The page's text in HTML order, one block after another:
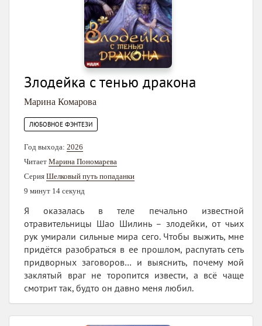
Злодейка с тенью дракона
Марина Комарова
ЛЮБОВНОЕ ФЭНТЕЗИ
Год выхода: 2026
Читает Марина Пономарева
Серия Шелковый путь попаданки
9 минут 14 секунд
Я оказалась в теле печально известной
отравительницы Шао Шилинь – злодейки, от чьих
рук умирали сильные мира сего. Чтобы выжить, мне
придётся разобраться в ее прошлом, распутать сеть
придворных заговоров… и выяснить, почему мой
заклятый враг не торопится извести, а всё чаще
смотрит так, будто он давно меня любил.